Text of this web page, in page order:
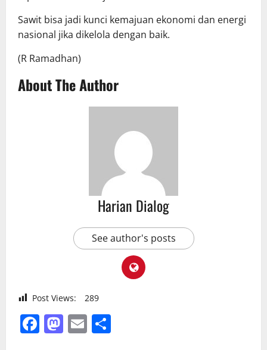
Sawit bisa jadi kunci kemajuan ekonomi dan energi
nasional jika dikelola dengan baik.
(R Ramadhan)
About The Author
Harian Dialog
See author's posts
Post Views: 289
Facebook
Mastodon
Email